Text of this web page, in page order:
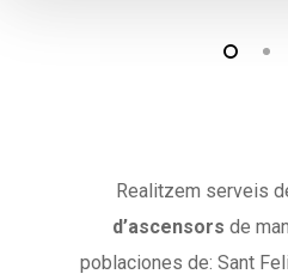
Realitzem serveis
d’ascensors de
poblaciones de: Sant